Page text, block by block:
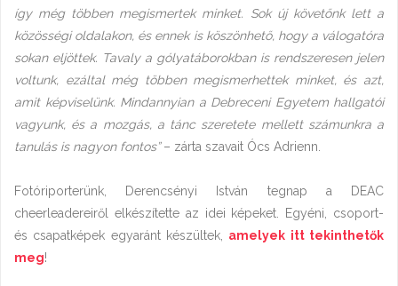
így még többen megismertek minket. Sok új követőnk lett a
közösségi oldalakon, és ennek is köszönhető, hogy a válogatóra
sokan eljöttek. Tavaly a gólyatáborokban is rendszeresen jelen
voltunk, ezáltal még többen megismerhettek minket, és azt,
amit képviselünk. Mindannyian a Debreceni Egyetem hallgatói
vagyunk, és a mozgás, a tánc szeretete mellett számunkra a
tanulás is nagyon fontos”– zárta szavait Ócs Adrienn.
Fotóriporterünk, Derencsényi István tegnap a DEAC
cheerleadereiről elkészítette az idei képeket. Egyéni, csoport-
és csapatképek egyaránt készültek, amelyek itt tekinthetők
meg!